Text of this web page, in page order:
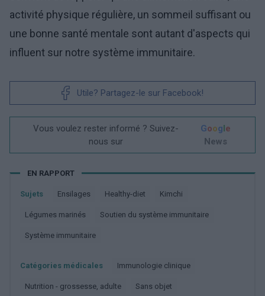
activité physique régulière, un sommeil suffisant ou
une bonne santé mentale sont autant d'aspects qui
influent sur notre système immunitaire.
Utile? Partagez-le sur Facebook!
Vous voulez rester informé ? Suivez-
nous sur
Google
News
EN RAPPORT
Sujets Ensilages Healthy-diet Kimchi
Légumes marinés Soutien du système immunitaire
Système immunitaire
Catégories médicales Immunologie clinique
Nutrition - grossesse, adulte Sans objet